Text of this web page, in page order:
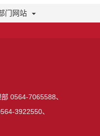
门网站
0564-7065588、
3922550、